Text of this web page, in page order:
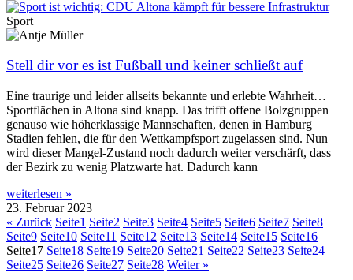
Sport
Stell dir vor es ist Fußball und keiner schließt auf
Eine traurige und leider allseits bekannte und erlebte Wahrheit…
Sportflächen in Altona sind knapp. Das trifft offene Bolzgruppen
genauso wie höherklassige Mannschaften, denen in Hamburg
Stadien fehlen, die für den Wettkampfsport zugelassen sind. Nun
wird dieser Mangel-Zustand noch dadurch weiter verschärft, dass
der Bezirk zu wenig Platzwarte hat. Dadurch kann
weiterlesen »
23. Februar 2023
« Zurück Seite1 Seite2 Seite3 Seite4 Seite5 Seite6 Seite7 Seite8
Seite9 Seite10 Seite11 Seite12 Seite13 Seite14 Seite15 Seite16
Seite17 Seite18 Seite19 Seite20 Seite21 Seite22 Seite23 Seite24
Seite25 Seite26 Seite27 Seite28 Weiter »